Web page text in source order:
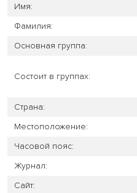
Имя:
Фамилия:
Основная группа:
Состоит в группах:
Страна:
Местоположение:
Часовой пояс:
Журнал:
Сайт: